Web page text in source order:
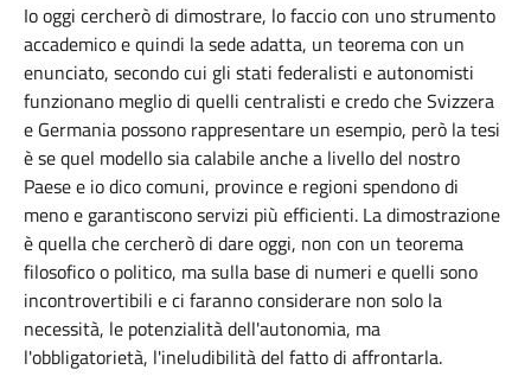
Io oggi cercherò di dimostrare, lo faccio con uno strumento
accademico e quindi la sede adatta, un teorema con un
enunciato, secondo cui gli stati federalisti e autonomisti
funzionano meglio di quelli centralisti e credo che Svizzera
e Germania possono rappresentare un esempio, però la tesi
è se quel modello sia calabile anche a livello del nostro
Paese e io dico comuni, province e regioni spendono di
meno e garantiscono servizi più efficienti. La dimostrazione
è quella che cercherò di dare oggi, non con un teorema
filosofico o politico, ma sulla base di numeri e quelli sono
incontrovertibili e ci faranno considerare non solo la
necessità, le potenzialità dell'autonomia, ma
l'obbligatorietà, l'ineludibilità del fatto di affrontarla.